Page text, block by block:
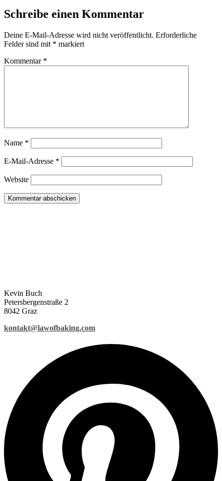
Schreibe einen Kommentar
Deine E-Mail-Adresse wird nicht veröffentlicht. Erforderliche
Felder sind mit * markiert
Kommentar *
Name *
E-Mail-Adresse *
Website
Kevin Buch
Petersbergenstraße 2
8042 Graz
kontakt@lawofbaking.com